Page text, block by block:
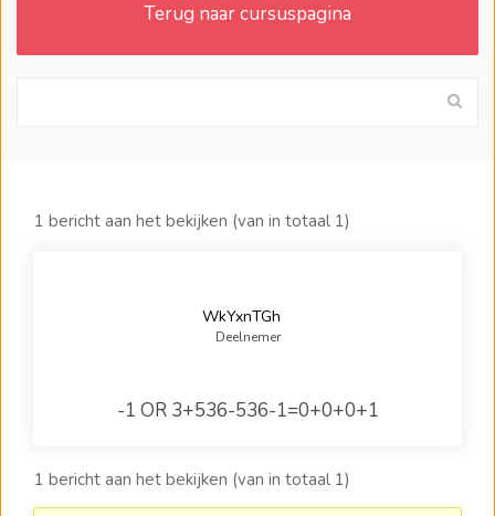
Terug naar cursuspagina
1 bericht aan het bekijken (van in totaal 1)
WkYxnTGh
Deelnemer
-1 OR 3+536-536-1=0+0+0+1
1 bericht aan het bekijken (van in totaal 1)